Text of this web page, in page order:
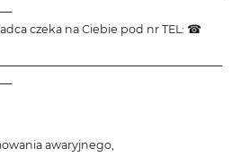
czeka na Ciebie pod nr TEL: ☎
awaryjnego,